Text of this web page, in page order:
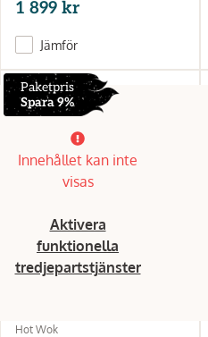
1 899 kr
Jämför
Paketpris
Spara 9%
Innehållet kan inte
visas
Aktivera
funktionella
tredjepartstjänster
Hot Wok